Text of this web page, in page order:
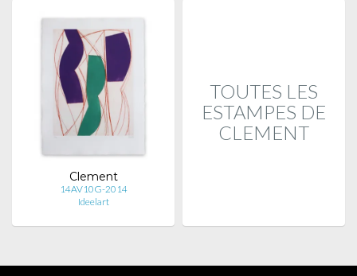
Clement
14AV10G-2014
Ideelart
TOUTES LES
ESTAMPES DE
CLEMENT